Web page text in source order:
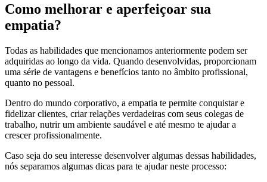
Como melhorar e aperfeiçoar sua
empatia?
Todas as habilidades que mencionamos anteriormente podem ser
adquiridas ao longo da vida. Quando desenvolvidas, proporcionam
uma série de vantagens e benefícios tanto no âmbito profissional,
quanto no pessoal.
Dentro do mundo corporativo, a empatia te permite conquistar e
fidelizar clientes, criar relações verdadeiras com seus colegas de
trabalho, nutrir um ambiente saudável e até mesmo te ajudar a
crescer profissionalmente.
Caso seja do seu interesse desenvolver algumas dessas habilidades,
nós separamos algumas dicas para te ajudar neste processo: